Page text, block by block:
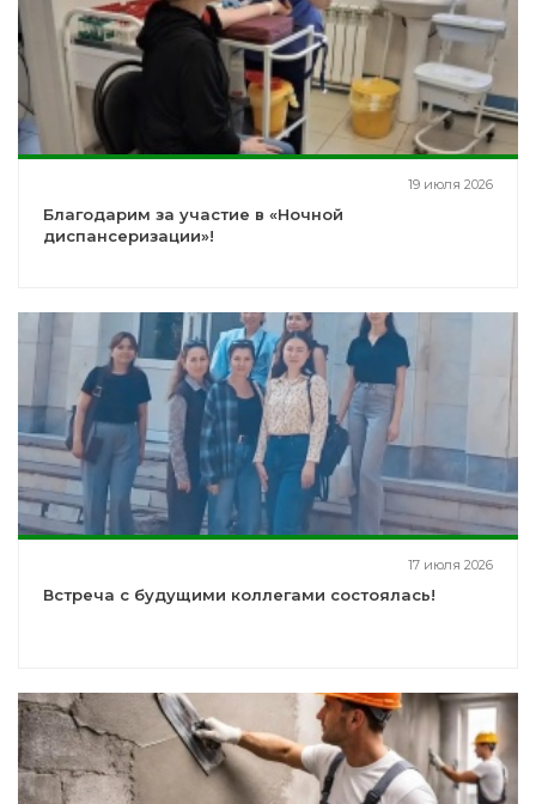
19 июля 2026
Благодарим за участие в «Ночной
диспансеризации»!
17 июля 2026
Встреча с будущими коллегами состоялась!